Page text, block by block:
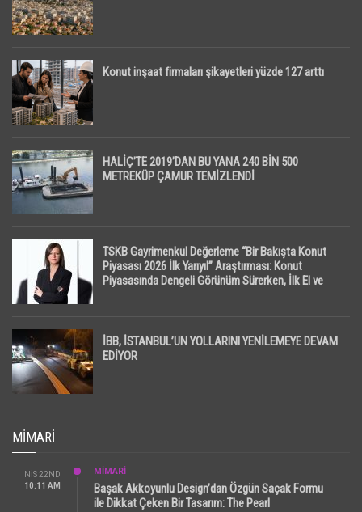
Konut inşaat firmaları şikayetleri yüzde 127 arttı
HALİÇ’TE 2019’DAN BU YANA 240 BİN 500
METREKÜP ÇAMUR TEMİZLENDİ
TSKB Gayrimenkul Değerleme “Bir Bakışta Konut
Piyasası 2026 İlk Yarıyıl” Araştırması: Konut
Piyasasında Dengeli Görünüm Sürerken, İlk El ve
İBB, İSTANBUL’UN YOLLARINI YENİLEMEYE DEVAM
EDİYOR
MIMARI
NIS 22ND
10:11 AM
MİMARİ
Başak Akkoyunlu Design’dan Özgün Saçak Formu
ile Dikkat Çeken Bir Tasarım: The Pearl